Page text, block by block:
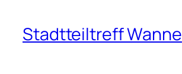
Stadtteiltreff Wanne